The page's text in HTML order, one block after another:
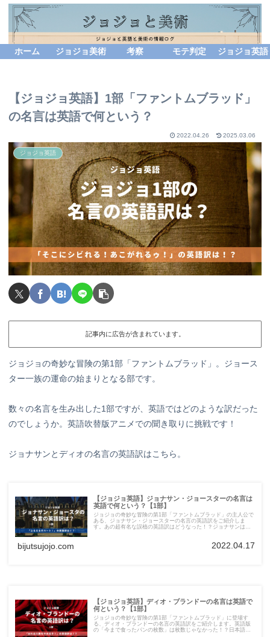
ホーム ジョジョ美術 考察 モテ判定 ジョジョ英語
【ジョジョ英語】1部「ファントムブラッド」
の名言は英語で何という？
2022.04.26 2025.03.06
ジョジョ英語
記事内に広告が含まれています。
ジョジョの奇妙な冒険の第1部「ファントムブラッド」。ジョース
ター一族の運命の始まりとなる部です。
数々の名言を生み出した1部ですが、英語ではどのような訳だった
のでしょうか。英語吹替版アニメでの聞き取りに挑戦です！
ジョナサンとディオの名言の英語訳はこちら。
【ジョジョ英語】ジョナサン・ジョースターの名言は
英語で何という？【1部】
ジョジョの奇妙な冒険の第1部「ファントムブラッド」の主人公で
ある、ジョナサン・ジョースターの名言の英語訳をご紹介しま
す。あの超有名な誤植の英語訳はどうなった！？ジョナサンは英
bijutsujojo.com 2022.04.17
【ジョジョ英語】ディオ・ブランドーの名言は英語で
何という？【1部】
ジョジョの奇妙な冒険の第1部「ファントムブラッド」に登場す
る、ディオ・ブランドーの名言の英語訳をご紹介します。英語版
の「今まで食ったパンの枚数」は枚数じゃなかった！？日本語版